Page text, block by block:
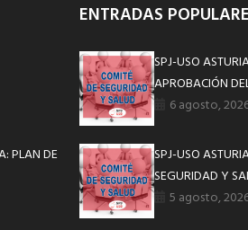
PLAN DE
ENTRADAS
SPJ-USO
APROBACIÓN
6 agosto,
SPJ-USO
SEGURIDAD Y
5 agosto,